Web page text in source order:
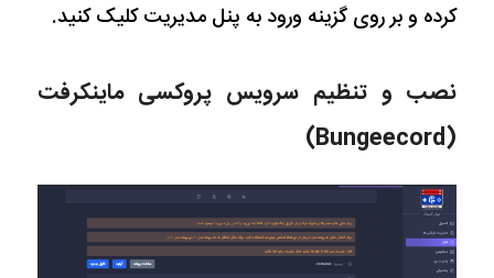
کرده و بر روی گزینه ورود به پنل مدیریت کلیک کنید.
نصب و تنظیم سرویس پروکسی ماینکرفت
(Bungeecord)